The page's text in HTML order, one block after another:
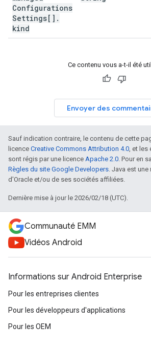
Configurations
Settings[] .
kind
Ce contenu vous a-t-il été
Envoyer des
Sauf indication contraire, le contenu de cette
licence Creative Commons Attribution 4.0, et les
sont régis par une licence Apache 2.0. Pour en
Règles du site Google Developers. Java est
d'Oracle et/ou de ses sociétés affiliées.
Dernière mise à jour le 2026/02/18 (UTC).
Communauté EMM
Vidéos Android
Informations sur Android Enterprise
Pour les entreprises clientes
Pour les développeurs d'applications
Pour les OEM